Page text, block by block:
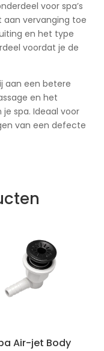
voor spa’s
aan vervanging toe
en het type
voordat je de
aan een betere
en het
spa. Ideaal voor
van een defecte
Air-jet Body